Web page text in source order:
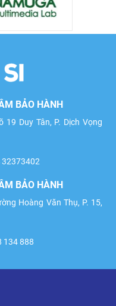
BẢO HÀNH
19 Duy Tân, P. Dịch Vọng
32373402
BẢO HÀNH
Hoàng Văn Thụ, P. 15,
134 888